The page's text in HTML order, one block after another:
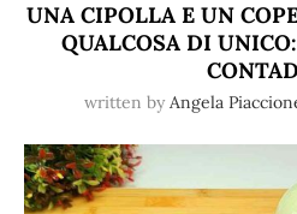
UNA CIPOLLA E UN
QUALCOSA DI
written by Angela